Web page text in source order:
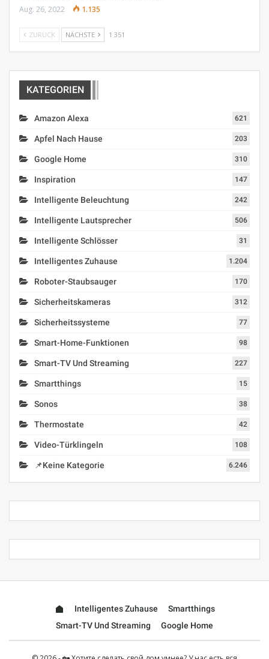
Aug. 26, 2022 1.135
ZURÜCK NÄCHSTE 1 351
KATEGORIEN
Amazon Alexa 621
Apfel Nach Hause 203
Google Home 310
Inspiration 147
Intelligente Beleuchtung 242
Intelligente Lautsprecher 506
Intelligente Schlösser 31
Intelligentes Zuhause 1.204
Roboter-Staubsauger 170
Sicherheitskameras 312
Sicherheitssysteme 77
Smart-Home-Funktionen 98
Smart-TV Und Streaming 227
Smartthings 15
Sonos 38
Thermostate 42
Video-Türklingeln 108
📌Keine Kategorie 6.246
Intelligentes Zuhause
Smartthings
Smart-TV Und Streaming
Google Home